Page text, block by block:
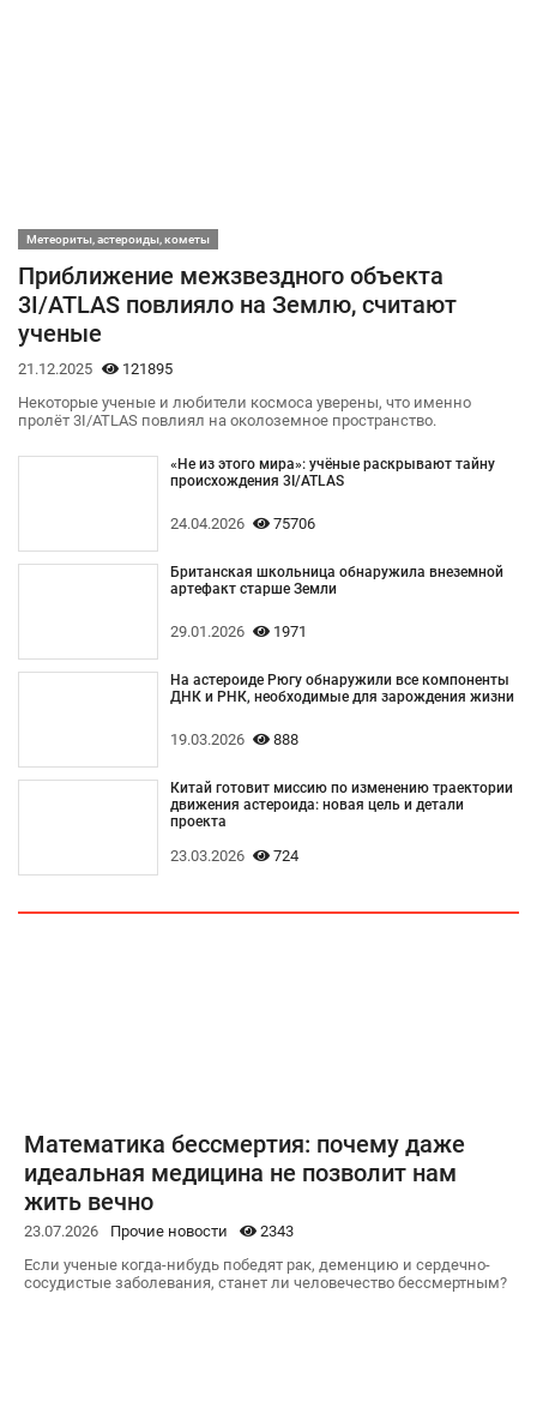
Метеориты, астероиды, кометы
Приближение межзвездного объекта
3I/ATLAS повлияло на Землю, считают
ученые
21.12.2025
121895
Некоторые ученые и любители космоса уверены, что именно
пролёт 3I/ATLAS повлиял на околоземное пространство.
«Не из этого мира»: учёные раскрывают тайну
происхождения 3I/ATLAS
24.04.2026 75706
Британская школьница обнаружила внеземной
артефакт старше Земли
29.01.2026 1971
На астероиде Рюгу обнаружили все компоненты
ДНК и РНК, необходимые для зарождения жизни
19.03.2026 888
Китай готовит миссию по изменению траектории
движения астероида: новая цель и детали
проекта
23.03.2026 724
Математика бессмертия: почему даже
идеальная медицина не позволит нам
жить вечно
23.07.2026 Прочие новости
2343
Если ученые когда-нибудь победят рак, деменцию и сердечно-
сосудистые заболевания, станет ли человечество бессмертным?